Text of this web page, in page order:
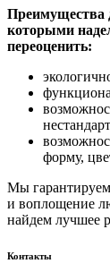
Преимущества
которыми
переоценить:
форму,
Мы гарантируем
и воплощение
найдем лучшее
Контакты